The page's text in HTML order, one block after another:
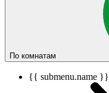
По комнатам
{{ submenu.name }}